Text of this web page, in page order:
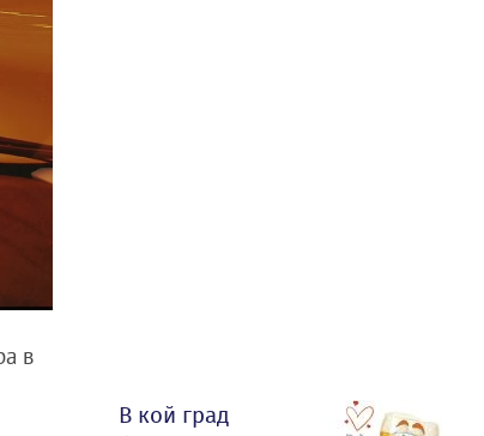
в
В кой град